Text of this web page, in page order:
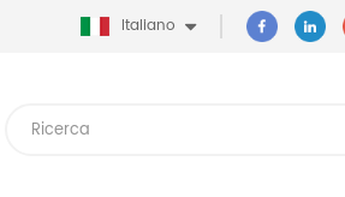
Italiano